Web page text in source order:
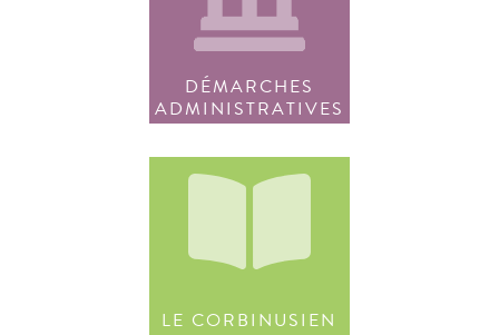
DÉMARCHES
ADMINISTRATIVES
LE CORBINUSIEN